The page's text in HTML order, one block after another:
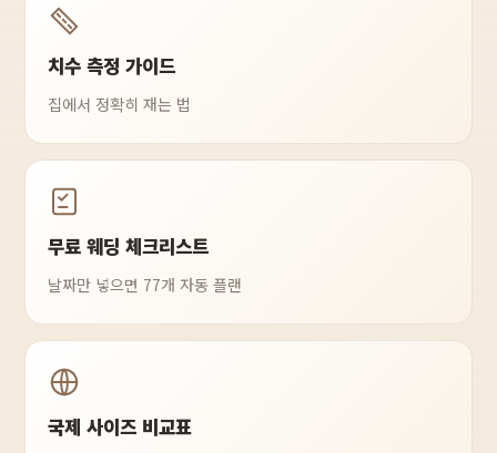
치수 측정 가이드
집에서 정확히 재는 법
무료 웨딩 체크리스트
날짜만 넣으면 77개 자동 플랜
국제 사이즈 비교표